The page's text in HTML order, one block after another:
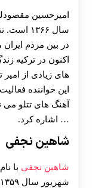
امیرحسین
سال
در بین مردم
اکنون در ترکیه
های زیادی از
آهنگ های تتلو می
… اشاره کرد.
شاهین نجفی
شاهین نجفی